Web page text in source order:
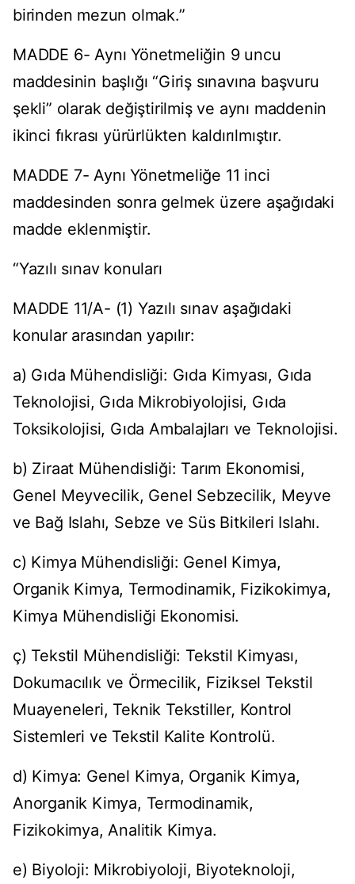
birinden mezun olmak.”
MADDE 6- Aynı Yönetmeliğin 9 uncu
maddesinin başlığı “Giriş sınavına başvuru
şekli” olarak değiştirilmiş ve aynı maddenin
ikinci fıkrası yürürlükten kaldırılmıştır.
MADDE 7- Aynı Yönetmeliğe 11 inci
maddesinden sonra gelmek üzere aşağıdaki
madde eklenmiştir.
“Yazılı sınav konuları
MADDE 11/A- (1) Yazılı sınav aşağıdaki
konular arasından yapılır:
a) Gıda Mühendisliği: Gıda Kimyası, Gıda
Teknolojisi, Gıda Mikrobiyolojisi, Gıda
Toksikolojisi, Gıda Ambalajları ve Teknolojisi.
b) Ziraat Mühendisliği: Tarım Ekonomisi,
Genel Meyvecilik, Genel Sebzecilik, Meyve
ve Bağ Islahı, Sebze ve Süs Bitkileri Islahı.
c) Kimya Mühendisliği: Genel Kimya,
Organik Kimya, Termodinamik, Fizikokimya,
Kimya Mühendisliği Ekonomisi.
ç) Tekstil Mühendisliği: Tekstil Kimyası,
Dokumacılık ve Örmecilik, Fiziksel Tekstil
Muayeneleri, Teknik Tekstiller, Kontrol
Sistemleri ve Tekstil Kalite Kontrolü.
d) Kimya: Genel Kimya, Organik Kimya,
Anorganik Kimya, Termodinamik,
Fizikokimya, Analitik Kimya.
e) Biyoloji: Mikrobiyoloji, Biyoteknoloji,